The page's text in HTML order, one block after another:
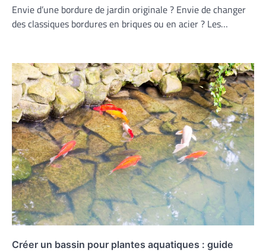
Envie d’une bordure de jardin originale ? Envie de changer
des classiques bordures en briques ou en acier ? Les…
Créer un bassin pour plantes aquatiques : guide